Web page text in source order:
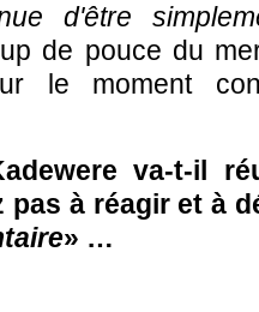
d'être
de pouce du
le moment
va-t-il
pas à réagir et à
» …